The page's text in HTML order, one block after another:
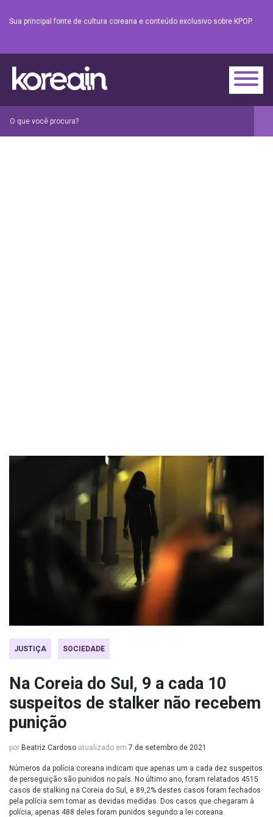
Sua principal fonte de cultura coreana e conteúdo exclusivo sobre KPOP.
JUSTIÇA SOCIEDADE
Na Coreia do Sul, 9 a cada 10
suspeitos de stalker não recebem
punição
por Beatriz Cardoso atualizado em 7 de setembro de 2021
Números da polícia coreana indicam que apenas um a cada dez suspeitos
de perseguição são punidos no país. No último ano, foram relatados 4515
casos de stalking na Coreia do Sul, e 89,2% destes casos foram fechados
pela polícia sem tomar as devidas medidas. Dos casos que chegaram à
polícia, apenas 488 deles foram punidos segundo a lei coreana.